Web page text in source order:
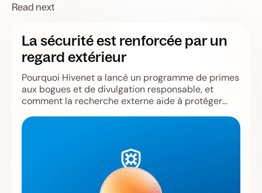
Read next
La sécurité est renforcée par un
regard extérieur
Pourquoi Hivenet a lancé un programme de primes
aux bogues et de divulgation responsable, et
comment la recherche externe aide à protéger